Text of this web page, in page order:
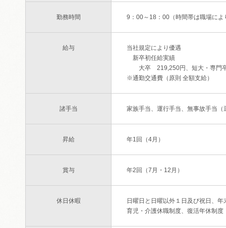
勤務時間 9：00～18：00（時間帯は職場によ
給与
当社規定により優遇
新卒初任給実績
大卒 219,250円、短大・専門
※通勤交通費（原則 全額支給）
諸手当 家族手当、運行手当、無事故手当
昇給 年1回（4月）
賞与 年2回（7月・12月）
休日休暇
日曜日と日曜以外１日及び祝日、
育児・介護休職制度、復活年休制度